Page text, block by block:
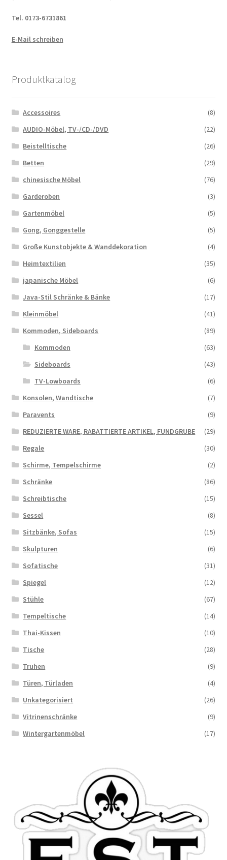
Tel. 0173-6731861
E-Mail schreiben
Produktkatalog
Accessoires
(8)
AUDIO-Möbel, TV-/CD-/DVD
(22)
Beistelltische
(26)
Betten
(29)
chinesische Möbel
(76)
Garderoben
(3)
Gartenmöbel
(5)
Gong, Gonggestelle
(5)
Große Kunstobjekte & Wanddekoration
(4)
Heimtextilien
(35)
japanische Möbel
(6)
Java-Stil Schränke & Bänke
(17)
Kleinmöbel
(41)
Kommoden, Sideboards
(89)
Kommoden
(63)
Sideboards
(43)
TV-Lowboards
(6)
Konsolen, Wandtische
(7)
Paravents
(9)
REDUZIERTE WARE, RABATTIERTE ARTIKEL, FUNDGRUBE
(29)
Regale
(30)
Schirme, Tempelschirme
(2)
Schränke
(86)
Schreibtische
(15)
Sessel
(8)
Sitzbänke, Sofas
(15)
Skulpturen
(6)
Sofatische
(31)
Spiegel
(12)
Stühle
(67)
Tempeltische
(14)
Thai-Kissen
(10)
Tische
(28)
Truhen
(9)
Türen, Türladen
(4)
Unkategorisiert
(26)
Vitrinenschränke
(9)
Wintergartenmöbel
(17)